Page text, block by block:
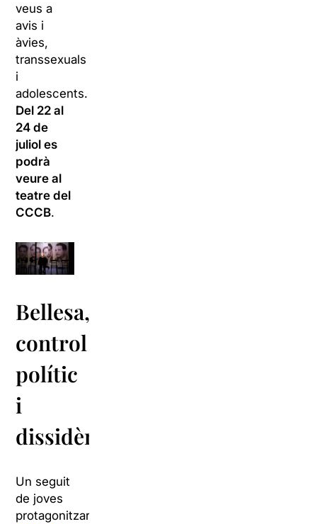
veus a
avis i
àvies,
transsexuals
i
adolescents.
Del 22 al
24 de
juliol es
podrà
veure al
teatre del
CCCB.
Bellesa,
control
polític
i
dissidència
Un seguit
de joves
protagonitzaran